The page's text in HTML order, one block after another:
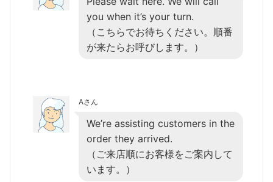
you when it’s your turn.
（こちらでお待ちください。順番
が来たらお呼びします。）
Aさん
We’re assisting customers in the
order they arrived.
（ご来店順にお客様をご案内して
います。）